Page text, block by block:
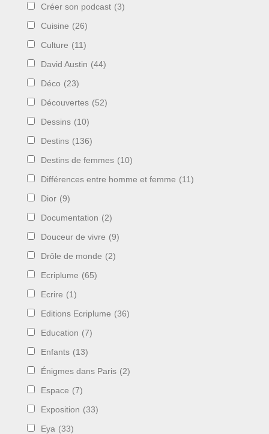
Créer son podcast (3)
Cuisine (26)
Culture (11)
David Austin (44)
Déco (23)
Découvertes (52)
Dessins (10)
Destins (136)
Destins de femmes (10)
Différences entre homme et femme (11)
Dior (9)
Documentation (2)
Douceur de vivre (9)
Drôle de monde (2)
Ecriplume (65)
Ecrire (1)
Editions Ecriplume (36)
Education (7)
Enfants (13)
Énigmes dans Paris (2)
Espace (7)
Exposition (33)
Eya (33)